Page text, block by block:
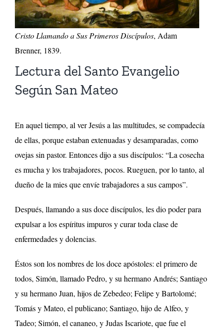
Cristo Llamando a Sus Primeros Discípulos, Adam
Brenner, 1839.
Lectura del Santo Evangelio
Según San Mateo
En aquel tiempo, al ver Jesús a las multitudes, se compadecía
de ellas, porque estaban extenuadas y desamparadas, como
ovejas sin pastor. Entonces dijo a sus discípulos: “La cosecha
es mucha y los trabajadores, pocos. Rueguen, por lo tanto, al
dueño de la mies que envíe trabajadores a sus campos”.
Después, llamando a sus doce discípulos, les dio poder para
expulsar a los espíritus impuros y curar toda clase de
enfermedades y dolencias.
Éstos son los nombres de los doce apóstoles: el primero de
todos, Simón, llamado Pedro, y su hermano Andrés; Santiago
y su hermano Juan, hijos de Zebedeo; Felipe y Bartolomé;
Tomás y Mateo, el publicano; Santiago, hijo de Alfeo, y
Tadeo; Simón, el cananeo, y Judas Iscariote, que fue el